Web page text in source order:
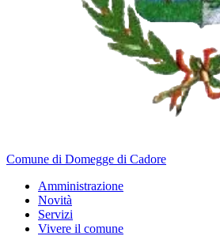
Comune di Domegge di Cadore
Amministrazione
Novità
Servizi
Vivere il comune